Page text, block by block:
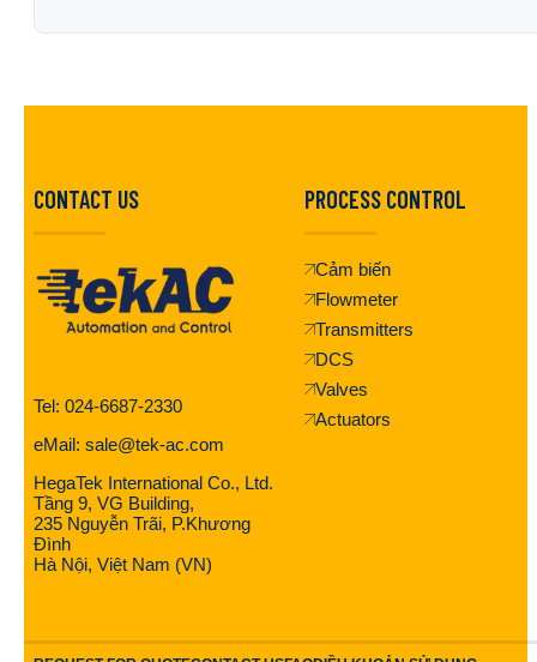
CONTACT US
Tel: 024-6687-2330
eMail: sale@tek-ac.com
HegaTek International Co., Ltd.
Tầng 9, VG Building,
235 Nguyễn Trãi, P.Khương
Đình
Hà Nội, Việt Nam (VN)
PROCESS CONTROL
Cảm biến
Flowmeter
Transmitters
DCS
Valves
Actuators